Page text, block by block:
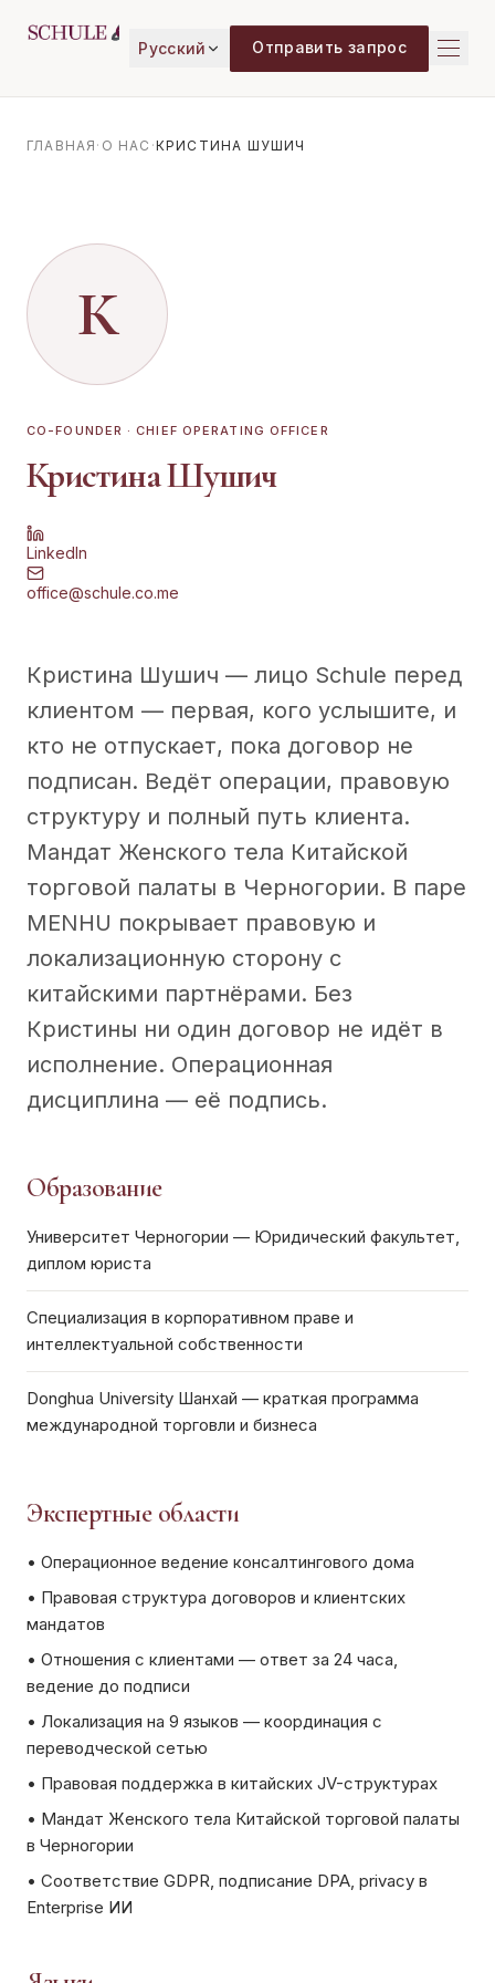
Русский Отправить запрос
ГЛАВНАЯ · О НАС ·КРИСТИНА ШУШИЧ
К
CO-FOUNDER · CHIEF OPERATING OFFICER
Кристина Шушич
LinkedIn
office@schule.co.me
Кристина Шушич — лицо Schule перед
клиентом — первая, кого услышите, и
кто не отпускает, пока договор не
подписан. Ведёт операции, правовую
структуру и полный путь клиента.
Мандат Женского тела Китайской
торговой палаты в Черногории. В паре
MENHU покрывает правовую и
локализационную сторону с
китайскими партнёрами. Без
Кристины ни один договор не идёт в
исполнение. Операционная
дисциплина — её подпись.
Образование
Университет Черногории — Юридический факультет,
диплом юриста
Специализация в корпоративном праве и
интеллектуальной собственности
Donghua University Шанхай — краткая программа
международной торговли и бизнеса
Экспертные области
• Операционное ведение консалтингового дома
• Правовая структура договоров и клиентских
мандатов
• Отношения с клиентами — ответ за 24 часа,
ведение до подписи
• Локализация на 9 языков — координация с
переводческой сетью
• Правовая поддержка в китайских JV-структурах
• Мандат Женского тела Китайской торговой палаты
в Черногории
• Соответствие GDPR, подписание DPA, privacy в
Enterprise ИИ